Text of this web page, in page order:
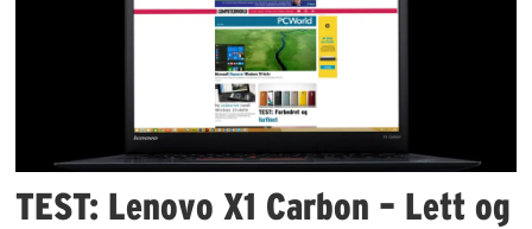
TEST: Lenovo X1 Carbon – Lett og